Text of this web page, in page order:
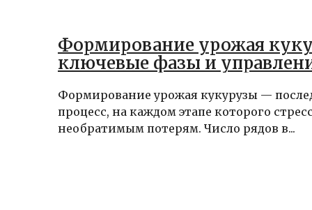
Формирование урожая
ключевые фазы и
Формирование урожая кукурузы —
процесс, на каждом этапе которого
необратимым потерям. Число рядов в...